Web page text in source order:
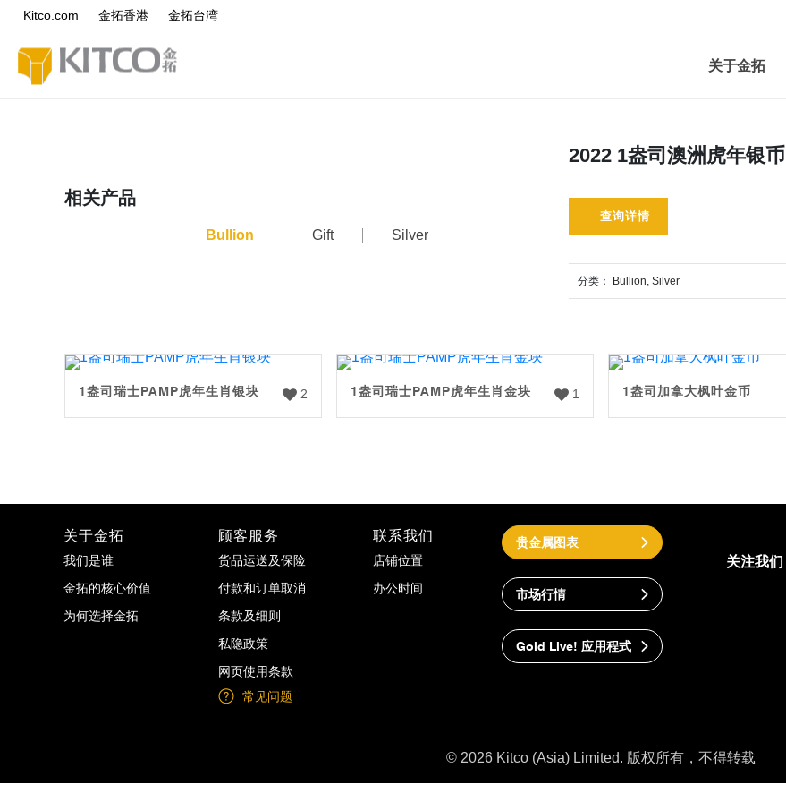
Kitco.com 金拓香港 金拓台湾
关于金拓
2022 1盎司澳洲虎年银币
查询详情
分类： Bullion, Silver
相关产品
Bullion Gift Silver
2
1盎司瑞士PAMP虎年生肖银块 1
1盎司瑞士PAMP虎年生肖金块 1盎司加拿大枫叶金币
关于金拓
我们是谁
金拓的核心价值
为何选择金拓
顾客服务
货品运送及保险
付款和订单取消
条款及细则
私隐政策
网页使用条款
常见问题
联系我们
店铺位置
办公时间
贵金属图表
市场行情
Gold Live! 应用程式
关注我们
© 2026 Kitco (Asia) Limited. 版权所有，不得转载